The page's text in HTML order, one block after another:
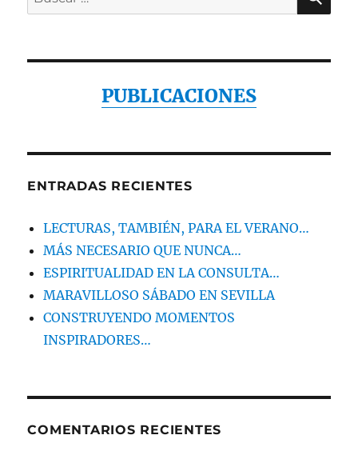
por:
PUBLICACIONES
ENTRADAS RECIENTES
LECTURAS, TAMBIÉN, PARA EL VERANO…
MÁS NECESARIO QUE NUNCA…
ESPIRITUALIDAD EN LA CONSULTA…
MARAVILLOSO SÁBADO EN SEVILLA
CONSTRUYENDO MOMENTOS
INSPIRADORES…
COMENTARIOS RECIENTES